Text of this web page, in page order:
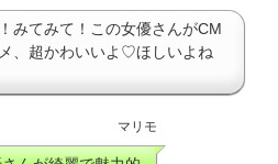
みてみて！この女優さんがCM
、超かわいいよ♡ほしいよね
マリモ